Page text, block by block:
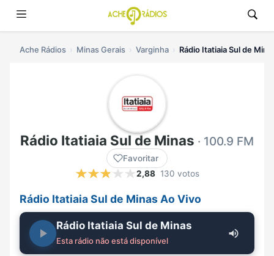
Ache Rádios Minas Gerais Varginha Rádio Itatiaia Sul de
Rádio Itatiaia Sul de Minas · 100.9 FM
Favoritar
2,88 130 votos
Rádio Itatiaia Sul de Minas Ao Vivo
Rádio Itatiaia Sul de Minas
Esta rádio não está disponível